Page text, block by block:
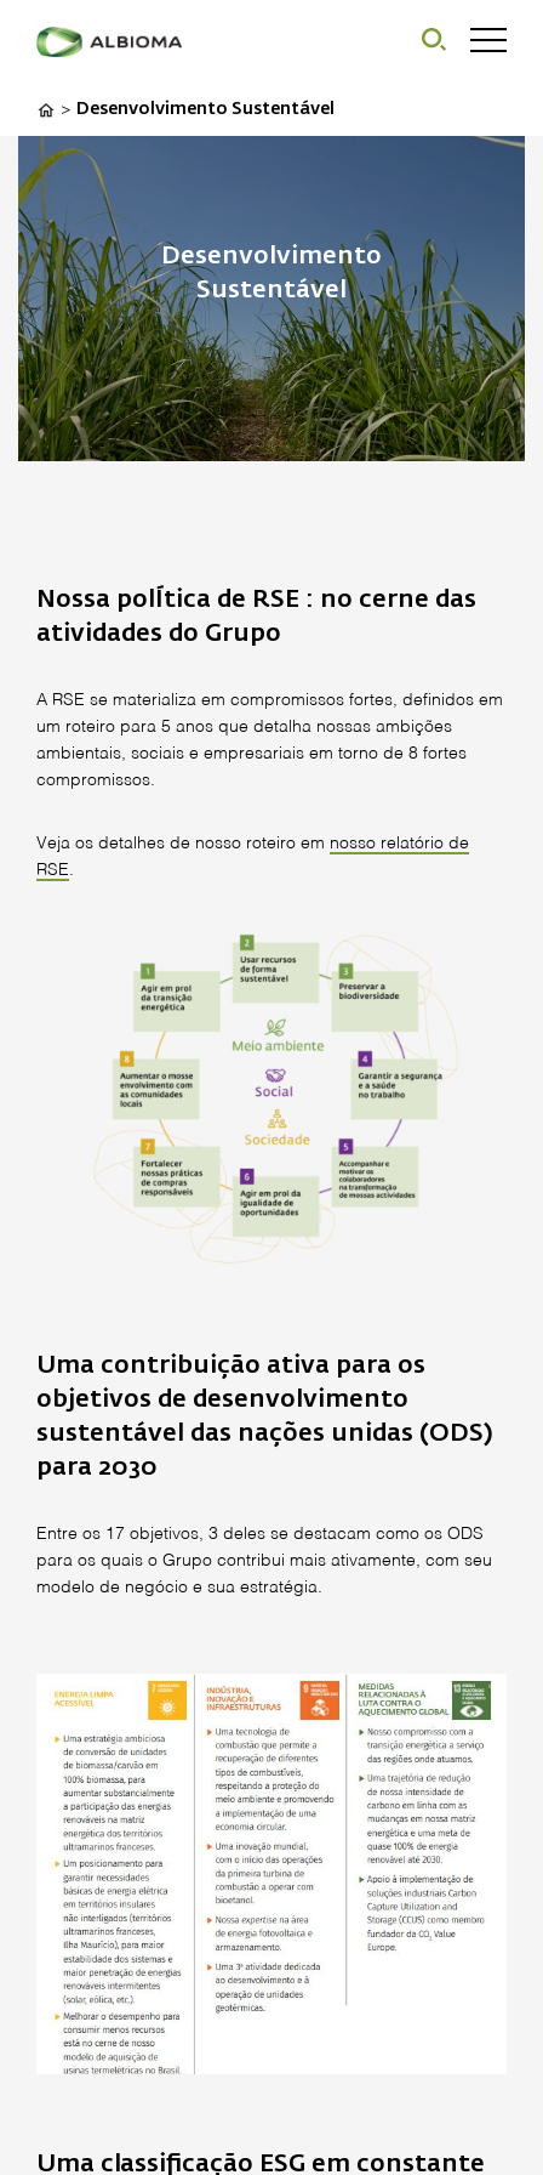
> Desenvolvimento Sustentável
Desenvolvimento
Sustentável
Nossa polÍtica de RSE : no cerne das
atividades do Grupo
A RSE se materializa em compromissos fortes, definidos em
um roteiro para 5 anos que detalha nossas ambições
ambientais, sociais e empresariais em torno de 8 fortes
compromissos.
Veja os detalhes de nosso roteiro em nosso relatório de
RSE.
Uma contribuição ativa para os
objetivos de desenvolvimento
sustentável das nações unidas (ODS)
para 2030
Entre os 17 objetivos, 3 deles se destacam como os ODS
para os quais o Grupo contribui mais ativamente, com seu
modelo de negócio e sua estratégia.
Uma classificação ESG em constante